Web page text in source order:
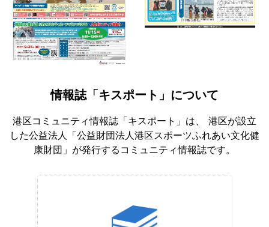
情報誌「キスポート」について
港区コミュニティ情報誌「キスポート」は、 港区が設立
した公益法人「公益財団法人港区スポーツふれあい文化健
康財団」が発行するコミュニティ情報誌です。